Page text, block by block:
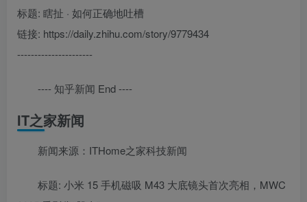
标题: 瞎扯 · 如何正确地吐槽
链接: https://daily.zhihu.com/story/9779434
----------------------
---- 知乎新闻 End ----
IT之家新闻
新闻来源：ITHome之家科技新闻
标题: 小米 15 手机磁吸 M43 大底镜头首次亮相，MWC